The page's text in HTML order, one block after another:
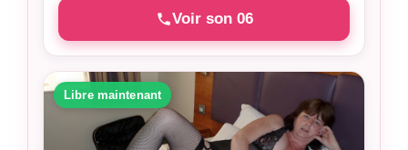
Voir son 06
Libre maintenant